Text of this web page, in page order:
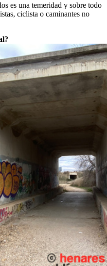
es una temeridad y sobre todo
ciclista o caminantes no